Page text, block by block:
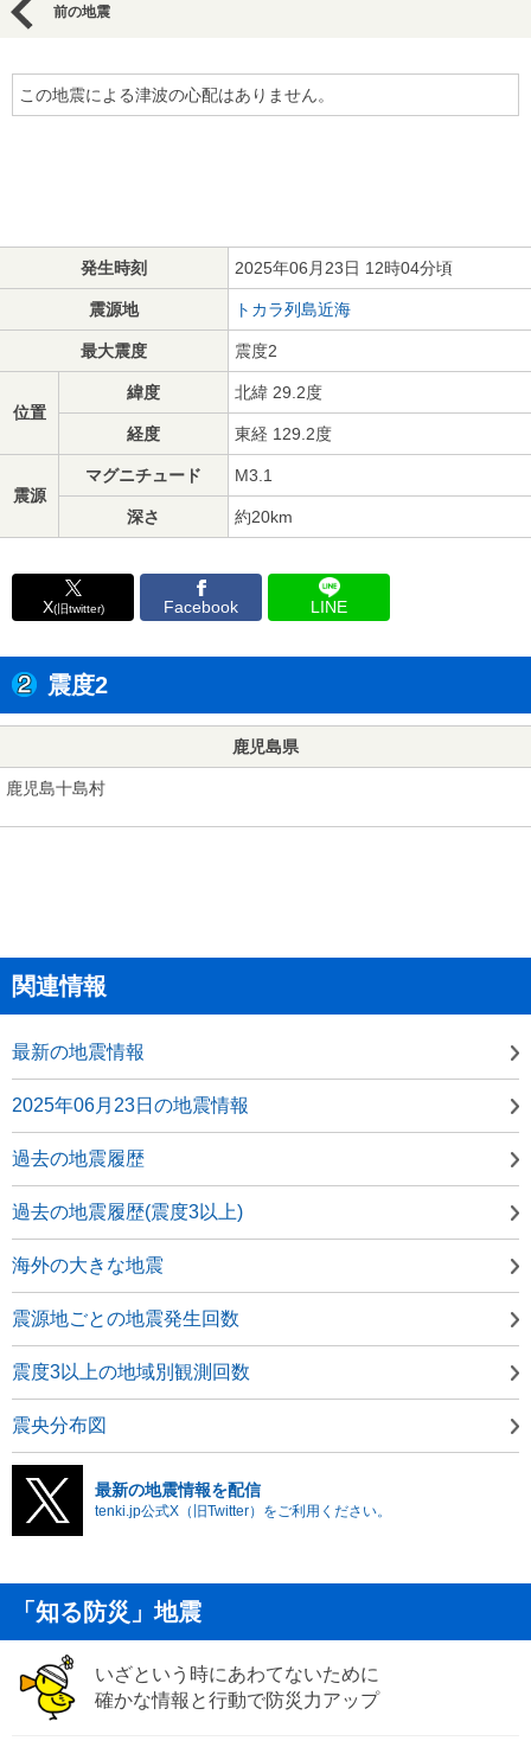
前の地震
この地震による津波の心配はありません。
発生時刻 2025年06月23日 12時04分頃
震源地 トカラ列島近海
最大震度 震度2
位置
緯度 北緯 29.2度
経度 東経 129.2度
震源
マグニチュード M3.1
深さ 約20km
X(旧twitter) Facebook LINE
震度2
鹿児島県
鹿児島十島村
関連情報
最新の地震情報
2025年06月23日の地震情報
過去の地震履歴
過去の地震履歴(震度3以上)
海外の大きな地震
震源地ごとの地震発生回数
震度3以上の地域別観測回数
震央分布図
最新の地震情報を配信
tenki.jp公式X（旧Twitter）をご利用ください。
「知る防災」地震
いざという時にあわてないために
確かな情報と行動で防災力アップ